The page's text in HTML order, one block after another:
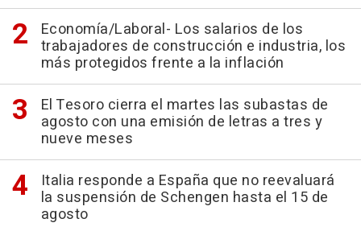
Economía/Laboral- Los salarios de los
trabajadores de construcción e industria, los
más protegidos frente a la inflación
El Tesoro cierra el martes las subastas de
agosto con una emisión de letras a tres y
nueve meses
Italia responde a España que no reevaluará
la suspensión de Schengen hasta el 15 de
agosto